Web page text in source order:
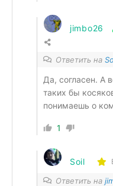
jimbo26
Ответить на
Да, согласен. А
таких бы
понимаешь о
1
Soil
Ответить на